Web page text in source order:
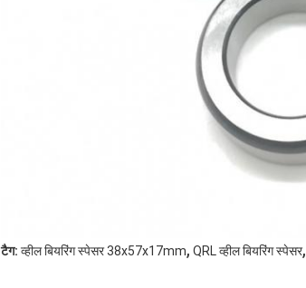
टैग: व्हील बियरिंग स्पेसर 38x57x17mm, QRL व्हील बियरिंग स्पेसर,